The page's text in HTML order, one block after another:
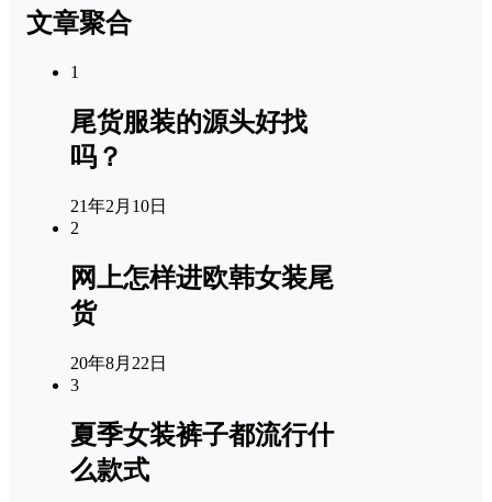
文章聚合
1
尾货服装的源头好找
吗？
21年2月10日
2
网上怎样进欧韩女装尾
货
20年8月22日
3
夏季女装裤子都流行什
么款式